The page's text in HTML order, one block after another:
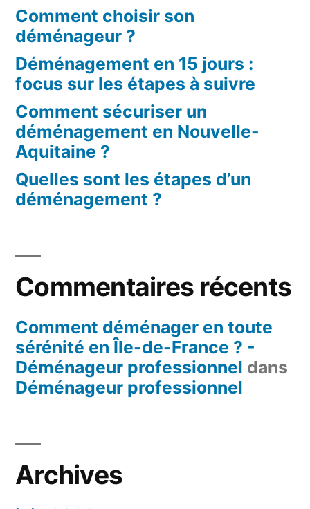
Comment choisir son
déménageur ?
Déménagement en 15 jours :
focus sur les étapes à suivre
Comment sécuriser un
déménagement en Nouvelle-
Aquitaine ?
Quelles sont les étapes d’un
déménagement ?
Commentaires récents
Comment déménager en toute
sérénité en Île-de-France ? -
Déménageur professionnel dans
Déménageur professionnel
Archives